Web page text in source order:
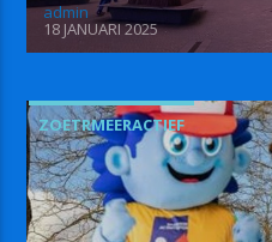
admin
18 JANUARI 2025
ZOETRMEERACTIEF